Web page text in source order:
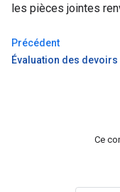
les pièces jointes
Précédent
Évaluation des devoirs
Ce